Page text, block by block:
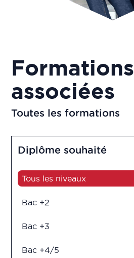
Formations
associées
Toutes les formations
Diplôme souhaité
Tous les niveaux
Bac +2
Bac +3
Bac +4/5